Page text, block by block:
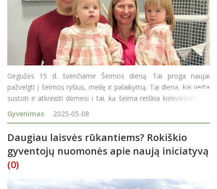
Gegužės 15 d. švenčiame Šeimos dieną. Tai proga naujai
pažvelgti į šeimos ryšius, meilę ir palaikymą. Tai diena, kai verta
sustoti ir atkreipti dėmesį į tai, ką šeima reiškia kiekvienam jos
nariui. Rokiškio rajono savivaldybės Šeimos taryba a
Gyvenimas 2025-05-08
Daugiau laisvės rūkantiems? Rokiškio
gyventojų nuomonės apie naują iniciatyvą
(0)